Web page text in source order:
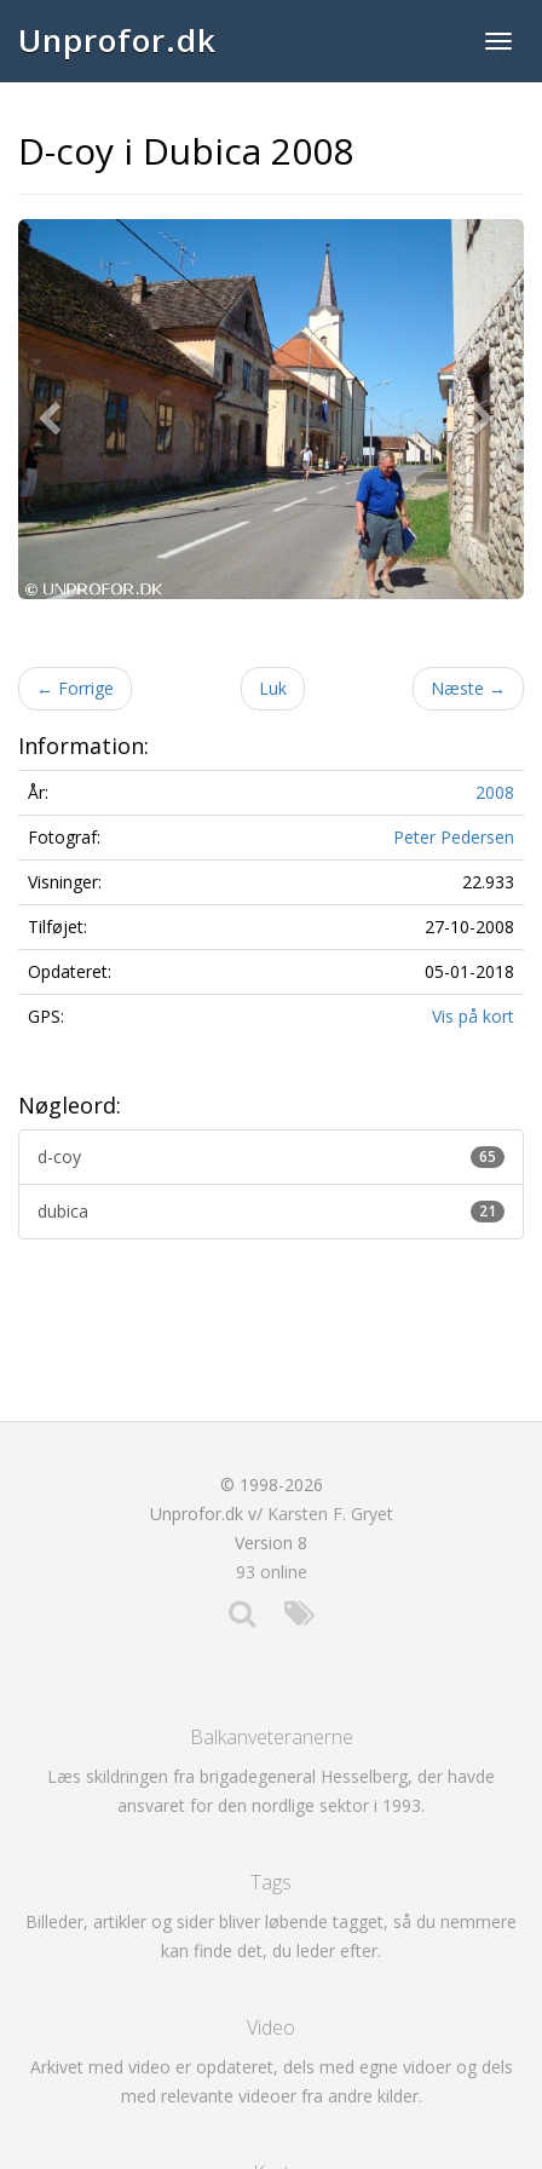
Unprofor.dk
D-coy i Dubica 2008
Previous Next
← Forrige Luk Næste →
Information:
År:
2008
Fotograf:
Peter Pedersen
Visninger:
22.933
Tilføjet:
27-10-2008
Opdateret:
05-01-2018
GPS:
Vis på kort
Nøgleord:
65
d-coy
21
dubica
© 1998-2026
Unprofor.dk v/ Karsten F. Gryet
Version 8
93 online
Balkanveteranerne
Læs skildringen fra brigadegeneral Hesselberg, der havde
ansvaret for den nordlige sektor i 1993.
Tags
Billeder, artikler og sider bliver løbende tagget, så du nemmere
kan finde det, du leder efter.
Video
Arkivet med video er opdateret, dels med egne vidoer og dels
med relevante videoer fra andre kilder.